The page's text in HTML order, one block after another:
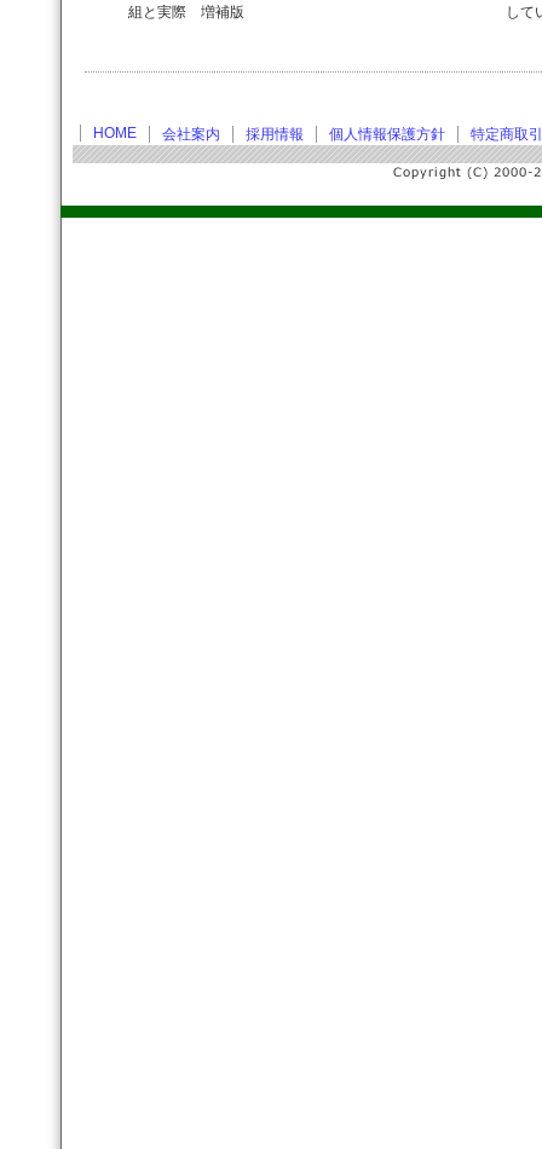
組と実際 増補版 して
HOME 会社案内 採用情報 個人情報保護方針 特定商取